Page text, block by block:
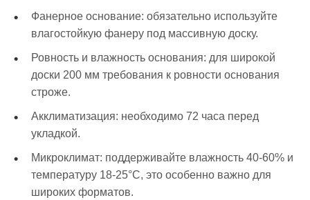
Фанерное основание: обязательно используйте
влагостойкую фанеру под массивную доску.
Ровность и влажность основания: для широкой
доски 200 мм требования к ровности основания
строже.
Акклиматизация: необходимо 72 часа перед
укладкой.
Микроклимат: поддерживайте влажность 40-60% и
температуру 18-25°C, это особенно важно для
широких форматов.